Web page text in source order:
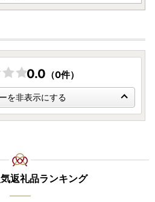
0.0 （0件）
を非表示にする
返礼品ランキング